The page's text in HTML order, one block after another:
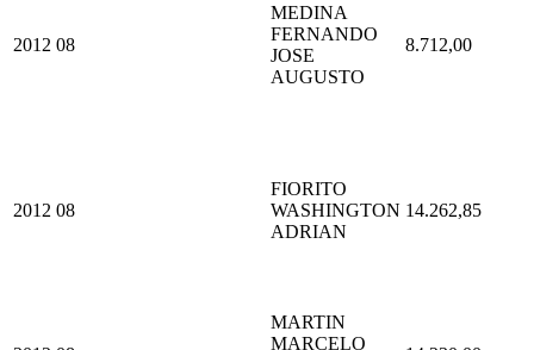
2012 08
MEDINA
FERNANDO
JOSE
AUGUSTO
8.712,00
2012 08
FIORITO
WASHINGTON
ADRIAN
14.262,85
MARTIN
MARCELO